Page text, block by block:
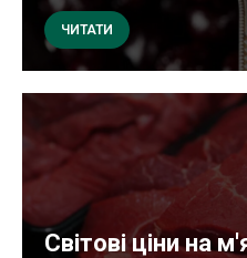
ЧИТАТИ
Світові ціни на